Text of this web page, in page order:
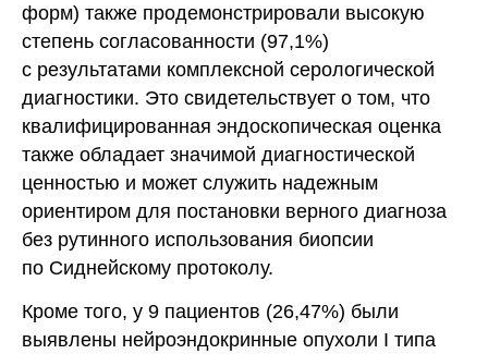
форм) также продемонстрировали высокую
степень согласованности (97,1%)
с результатами комплексной серологической
диагностики. Это свидетельствует о том, что
квалифицированная эндоскопическая оценка
также обладает значимой диагностической
ценностью и может служить надежным
ориентиром для постановки верного диагноза
без рутинного использования биопсии
по Сиднейскому протоколу.
Кроме того, у 9 пациентов (26,47%) были
выявлены нейроэндокринные опухоли I типа